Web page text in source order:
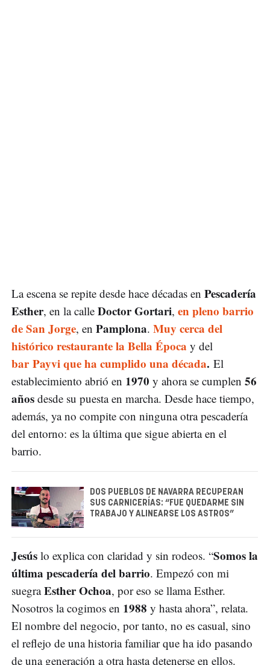
La escena se repite desde hace décadas en Pescadería
Esther, en la calle Doctor Gortari, en pleno barrio
de San Jorge, en Pamplona. Muy cerca del
histórico restaurante la Bella Época y del
bar Payvi que ha cumplido una década. El
establecimiento abrió en 1970 y ahora se cumplen 56
años desde su puesta en marcha. Desde hace tiempo,
además, ya no compite con ninguna otra pescadería
del entorno: es la última que sigue abierta en el
barrio.
DOS PUEBLOS DE NAVARRA RECUPERAN
SUS CARNICERÍAS: “FUE QUEDARME SIN
TRABAJO Y ALINEARSE LOS ASTROS”
Jesús lo explica con claridad y sin rodeos. “Somos la
última pescadería del barrio. Empezó con mi
suegraEsther Ochoa, por eso se llama Esther.
Nosotros la cogimos en 1988 y hasta ahora”, relata.
El nombre del negocio, por tanto, no es casual, sino
el reflejo de una historia familiar que ha ido pasando
de una generación a otra hasta detenerse en ellos.